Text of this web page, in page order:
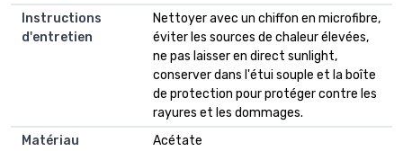
Instructions
d'entretien
Nettoyer avec un chiffon en microfibre,
éviter les sources de chaleur élevées,
ne pas laisser en direct sunlight,
conserver dans l'étui souple et la boîte
de protection pour protéger contre les
rayures et les dommages.
Matériau
Acétate